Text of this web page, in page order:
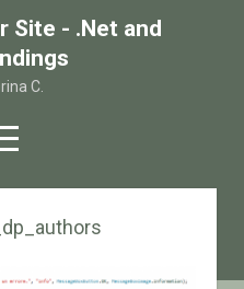
Site - .Net and
C.
facebook
email-form